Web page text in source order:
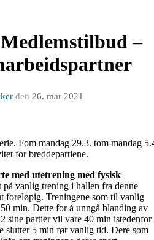
–
den 26. mar 2021
Fom mandag 29.3. tom mandag
for breddepartiene.
med utetrening med fysisk
på vanlig trening i hallen fra denne
foreløpig. Treningene som til vanlig
min. Dette for å unngå blanding av
sine partier vil vare 40 min istedenfor
slutter 5 min før vanlig tid. Dere som